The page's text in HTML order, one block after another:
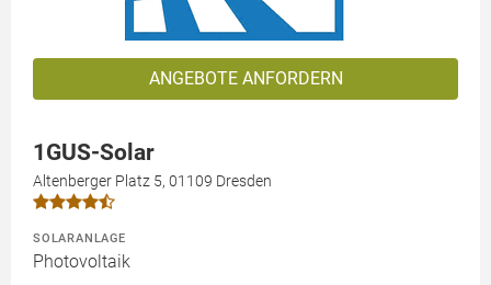
ANGEBOTE ANFORDERN
1GUS-Solar
Altenberger Platz 5, 01109 Dresden
SOLARANLAGE
Photovoltaik